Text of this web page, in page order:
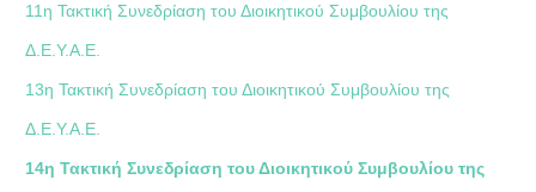
11η Τακτική Συνεδρίαση του Διοικητικού Συμβουλίου της
Δ.Ε.Υ.Α.Ε.
13η Τακτική Συνεδρίαση του Διοικητικού Συμβουλίου της
Δ.Ε.Υ.Α.Ε.
14η Τακτική Συνεδρίαση του Διοικητικού Συμβουλίου της